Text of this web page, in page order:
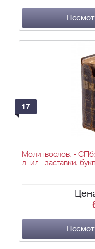
17
Молитвослов. -
л. ил.: заставки,